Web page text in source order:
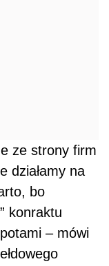
ze strony firm
działamy na
bo
konraktu
– mówi